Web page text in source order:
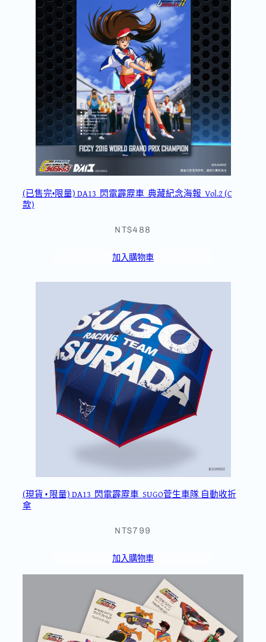
(已售完•限量) DA13_閃電霹靂車_典藏紀念海報_Vol.2 (C
款)
NT$488
加入購物車
(現貨 • 限量) DA13_閃電霹靂車_SUGO菅生車隊 自動收折
傘
NT$799
加入購物車